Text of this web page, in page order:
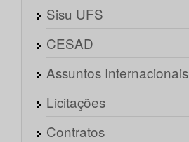
Sisu UFS
CESAD
Assuntos Internacionais
Licitações
Contratos